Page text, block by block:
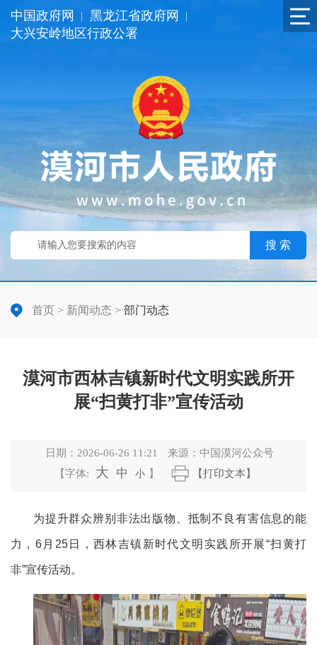
中国政府网 黑龙江省政府网
大兴安岭地区行政公署
搜 索
首页 > 新闻动态 > 部门动态
漠河市西林吉镇新时代文明实践所开
展“扫黄打非”宣传活动
日期： 2026-06-26 11:21 来源： 中国漠河公众号
【字体:
大 中 小 】 【打印文本】
为提升群众辨别非法出版物、抵制不良有害信息的能
力， 6月25日，西林吉镇新时代文明实践所开展“扫黄打
非”宣传活动。